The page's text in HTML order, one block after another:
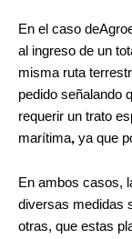
En el caso
al ingreso de un
misma ruta
pedido señalando
requerir un trato
marítima, ya que
En ambos casos,
diversas medidas
otras, que estas